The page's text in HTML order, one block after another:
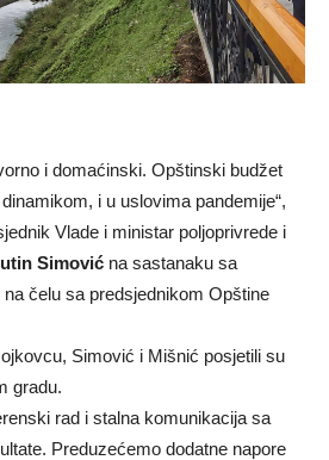
i domaćinski. Opštinski budžet
i u uslovima pandemije“,
Vlade i ministar poljoprivrede i
Simović na sastanaku sa
čelu sa predsjednikom Opštine
Simović i Mišnić posjetili su
gradu.
rad i stalna komunikacija sa
Preduzećemo dodatne napore